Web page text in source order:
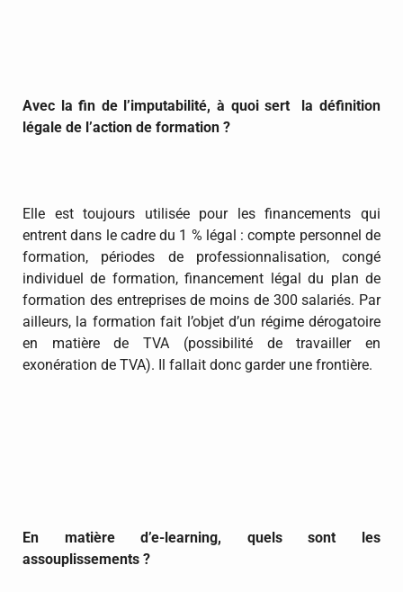
Avec la fin de l’imputabilité, à quoi sert la définition
légale de l’action de formation ?
Elle est toujours utilisée pour les financements qui
entrent dans le cadre du 1 % légal : compte personnel de
formation, périodes de professionnalisation, congé
individuel de formation, financement légal du plan de
formation des entreprises de moins de 300 salariés. Par
ailleurs, la formation fait l’objet d’un régime dérogatoire
en matière de TVA (possibilité de travailler en
exonération de TVA). Il fallait donc garder une frontière.
En matière d’e-learning, quels sont les
assouplissements ?